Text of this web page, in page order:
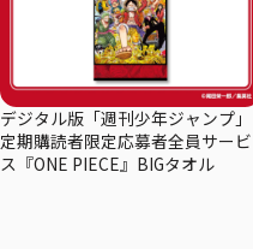
デジタル版「週刊少年ジャンプ」
定期購読者限定応募者全員サービ
ス『ONE PIECE』BIGタオル